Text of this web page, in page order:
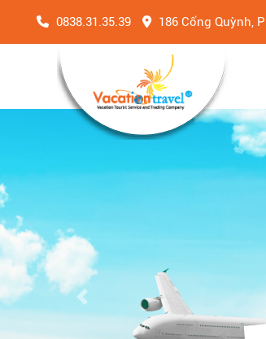
0838.31.35.39 186 Cống Quỳnh,
Previous